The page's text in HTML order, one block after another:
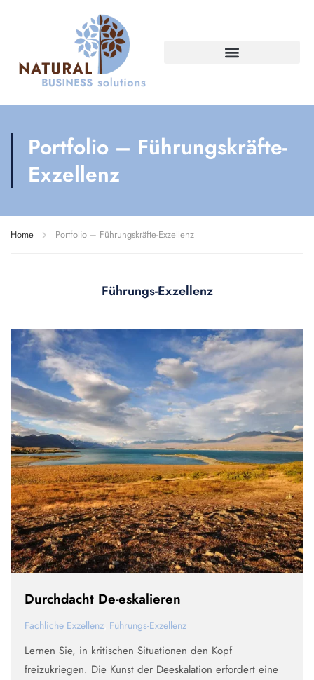
Portfolio – Führungskräfte-
Exzellenz
Home Portfolio – Führungskräfte-Exzellenz
Führungs-Exzellenz
Durchdacht De-eskalieren
Fachliche Exzellenz Führungs-Exzellenz
Lernen Sie, in kritischen Situationen den Kopf
freizukriegen. Die Kunst der Deeskalation erfordert eine